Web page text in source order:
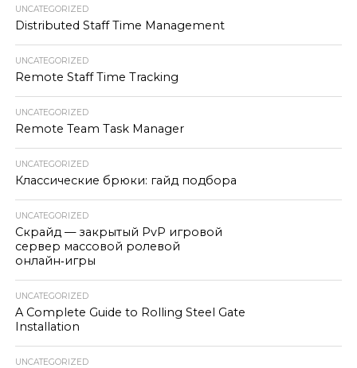
UNCATEGORIZED
Distributed Staff Time Management
UNCATEGORIZED
Remote Staff Time Tracking
UNCATEGORIZED
Remote Team Task Manager
UNCATEGORIZED
Классические брюки: гайд подбора
UNCATEGORIZED
Скрайд — закрытый PvP игровой
сервер массовой ролевой
онлайн‑игры
UNCATEGORIZED
A Complete Guide to Rolling Steel Gate
Installation
UNCATEGORIZED